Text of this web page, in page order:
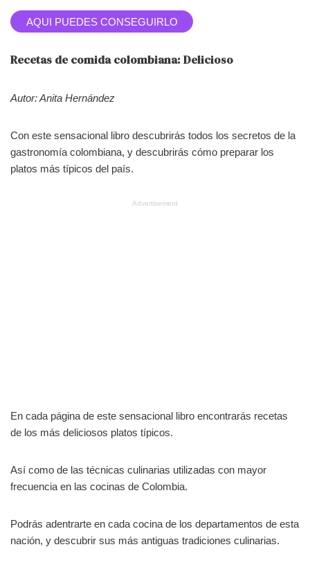
AQUI PUEDES CONSEGUIRLO
Recetas de comida colombiana: Delicioso
Autor: Anita Hernández
Con este sensacional libro descubrirás todos los secretos de la
gastronomía colombiana, y descubrirás cómo preparar los
platos más típicos del país.
Advertisement
En cada página de este sensacional libro encontrarás recetas
de los más deliciosos platos típicos.
Así como de las técnicas culinarias utilizadas con mayor
frecuencia en las cocinas de Colombia.
Podrás adentrarte en cada cocina de los departamentos de esta
nación, y descubrir sus más antiguas tradiciones culinarias.